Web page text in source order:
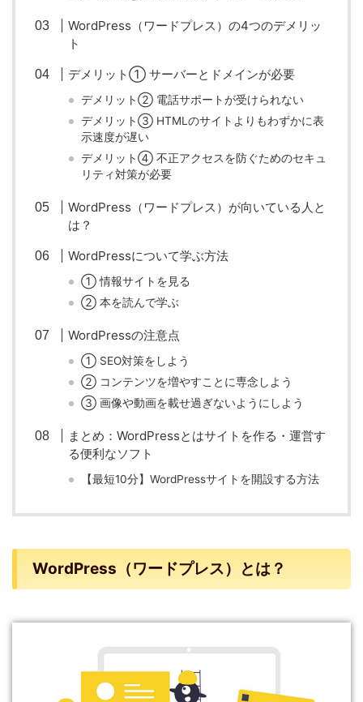
WordPress（ワードプレス）の4つのデメリッ
ト
デメリット① サーバーとドメインが必要
デメリット② 電話サポートが受けられない
デメリット③ HTMLのサイトよりもわずかに表
示速度が遅い
デメリット④ 不正アクセスを防ぐためのセキュ
リティ対策が必要
WordPress（ワードプレス）が向いている人と
は？
WordPressについて学ぶ方法
① 情報サイトを見る
② 本を読んで学ぶ
WordPressの注意点
① SEO対策をしよう
② コンテンツを増やすことに専念しよう
③ 画像や動画を載せ過ぎないようにしよう
まとめ：WordPressとはサイトを作る・運営す
る便利なソフト
【最短10分】WordPressサイトを開設する方法
WordPress（ワードプレス）とは？